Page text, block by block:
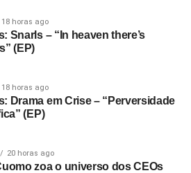
18 horas ago
Snarls – “In heaven there’s
(EP)
18 horas ago
Drama em Crise – “Perversidade
(EP)
20 horas ago
zoa o universo dos CEOs